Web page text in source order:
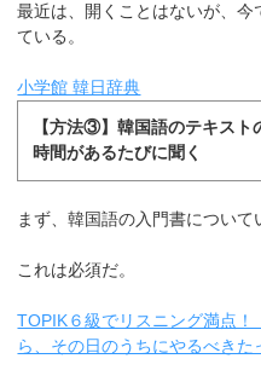
最近は、開くことはないが、
ている。
小学館 韓日辞典
【方法③】韓国語のテキスト
時間があるたびに聞く
まず、韓国語の入門書について
これは必須だ。
TOPIK６級でリスニング満点
ら、その日のうちにやるべきた